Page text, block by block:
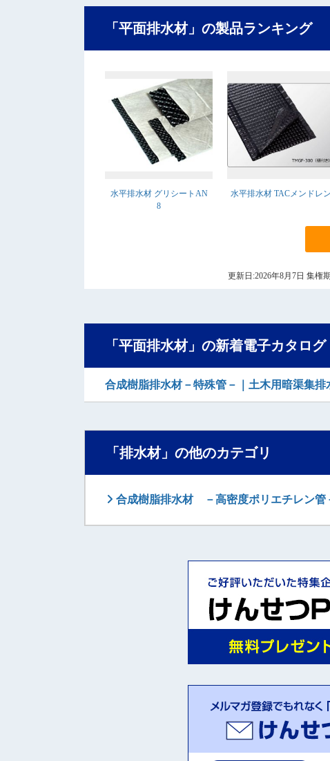
「平面排水材」の製品ランキング
水平排水材 グリシートAN
8
水平排水材 TACメンドレン
更新日:2026年8月7日 集権
「平面排水材」の新着電子カタログ
合成樹脂排水材－特殊管－｜土木用暗渠集
「排水材」の他のカテゴリ
合成樹脂排水材 －高密度ポリエチレン管